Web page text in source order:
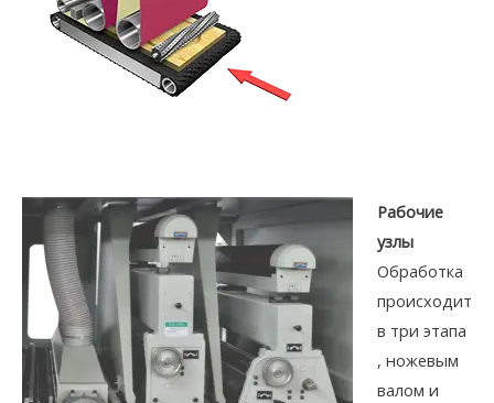
Рабочие
узлы
Обработка
происходит
в три этапа
, ножевым
валом и